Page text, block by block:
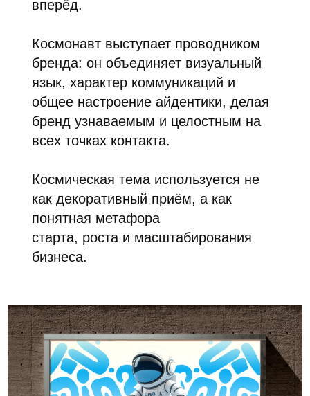
вперёд.
Космонавт выступает проводником
бренда: он объединяет визуальный
язык, характер коммуникаций и
общее настроение айдентики, делая
бренд узнаваемым и целостным на
всех точках контакта.
Космическая тема используется не
как декоративный приём, а как
понятная метафора
старта, роста и масштабирования
бизнеса.